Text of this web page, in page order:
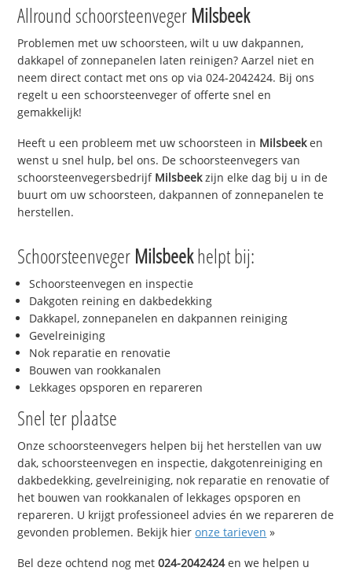
Allround schoorsteenveger Milsbeek
Problemen met uw schoorsteen, wilt u uw dakpannen,
dakkapel of zonnepanelen laten reinigen? Aarzel niet en
neem direct contact met ons op via 024-2042424. Bij ons
regelt u een schoorsteenveger of offerte snel en
gemakkelijk!
Heeft u een probleem met uw schoorsteen in Milsbeeken
wenst u snel hulp, bel ons. De schoorsteenvegers van
schoorsteenvegersbedrijf Milsbeekzijn elke dag bij u in de
buurt om uw schoorsteen, dakpannen of zonnepanelen te
herstellen.
Schoorsteenveger Milsbeekhelpt bij:
Schoorsteenvegen en inspectie
Dakgoten reining en dakbedekking
Dakkapel, zonnepanelen en dakpannen reiniging
Gevelreiniging
Nok reparatie en renovatie
Bouwen van rookkanalen
Lekkages opsporen en repareren
Snel ter plaatse
Onze schoorsteenvegers helpen bij het herstellen van uw
dak, schoorsteenvegen en inspectie, dakgotenreiniging en
dakbedekking, gevelreiniging, nok reparatie en renovatie of
het bouwen van rookkanalen of lekkages opsporen en
repareren. U krijgt professioneel advies én we repareren de
gevonden problemen. Bekijk hieronze tarieven »
Bel deze ochtend nog met024-2042424en we helpen u